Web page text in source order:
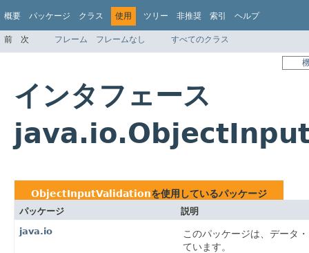
概要 パッケージ クラス 使用 ツリー 非推奨 索引 ヘルプ
前 次 フレーム フレームなし すべてのクラス
インタフェース
ObjectInputValidationを使用しているパッケージ
パッケージ
説明
java.io
このパッケージは、データ
ています。